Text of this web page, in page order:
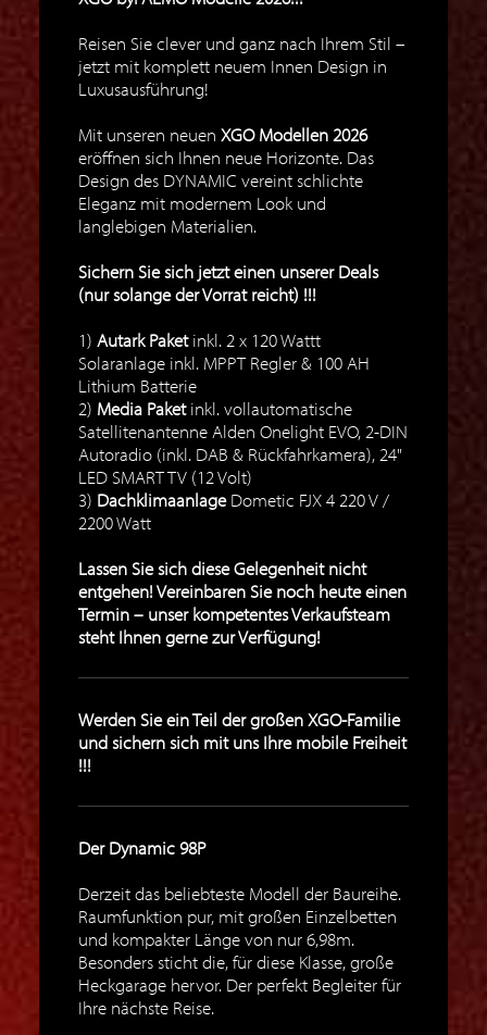
Reisen Sie clever und ganz nach Ihrem Stil –
jetzt mit komplett neuem Innen Design in
Luxusausführung!
Mit unseren neuen XGO Modellen 2026
eröffnen sich Ihnen neue Horizonte. Das
Design des DYNAMIC vereint schlichte
Eleganz mit modernem Look und
langlebigen Materialien.
Sichern Sie sich jetzt einen unserer Deals
(nur solange der Vorrat reicht) !!!
1) Autark Paketinkl. 2 x 120 Wattt
Solaranlage inkl. MPPT Regler & 100 AH
Lithium Batterie
2) Media Paketinkl. vollautomatische
Satellitenantenne Alden Onelight EVO, 2-DIN
Autoradio (inkl. DAB & Rückfahrkamera), 24"
LED SMART TV (12 Volt)
3) DachklimaanlageDometic FJX 4 220 V /
2200 Watt
Lassen Sie sich diese Gelegenheit nicht
entgehen! Vereinbaren Sie noch heute einen
Termin – unser kompetentes Verkaufsteam
steht Ihnen gerne zur Verfügung!
Werden Sie ein Teil der großen XGO-Familie
und sichern sich mit uns Ihre mobile Freiheit
!!!
Der Dynamic 98P
Derzeit das beliebteste Modell der Baureihe.
Raumfunktion pur, mit großen Einzelbetten
und kompakter Länge von nur 6,98m.
Besonders sticht die, für diese Klasse, große
Heckgarage hervor. Der perfekt Begleiter für
Ihre nächste Reise.